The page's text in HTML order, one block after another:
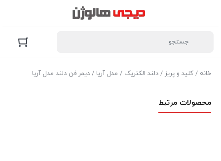
خانه / کلید و پریز / دلند الکتریک / مدل آریا / دیمر فن دلند مدل آریا
محصولات مرتبط